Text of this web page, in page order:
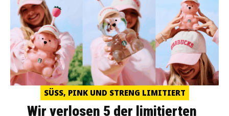
SÜSS, PINK UND STRENG LIMITIERT
Wir verlosen 5 der limitierten